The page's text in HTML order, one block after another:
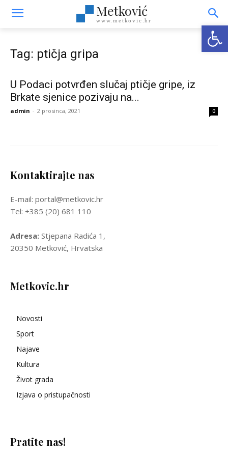
Metković
www.metkovic.hr
Tag: ptičja gripa
U Podaci potvrđen slučaj ptičje gripe, iz
Brkate sjenice pozivaju na...
admin - 2 prosinca, 2021 0
Kontaktirajte nas
E-mail: portal@metkovic.hr
Tel: +385 (20) 681 110
Adresa: Stjepana Radića 1,
20350 Metković, Hrvatska
Metkovic.hr
Novosti
Sport
Najave
Kultura
Život grada
Izjava o pristupačnosti
Pratite nas!